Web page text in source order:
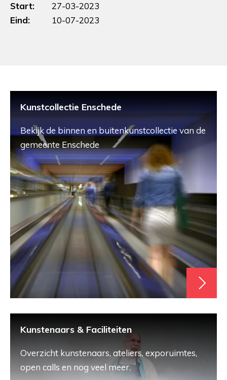
Start:
27-03-2023
Eind:
10-07-2023
Kunstcollectie Enschede
Bekijk de binnen en buitenkunstcollectie van de
gemeente Enschede
Kunstenaars & Faciliteiten
Overzicht kunstenaars, ateliers, exporuimtes,
open calls en nog veel meer.